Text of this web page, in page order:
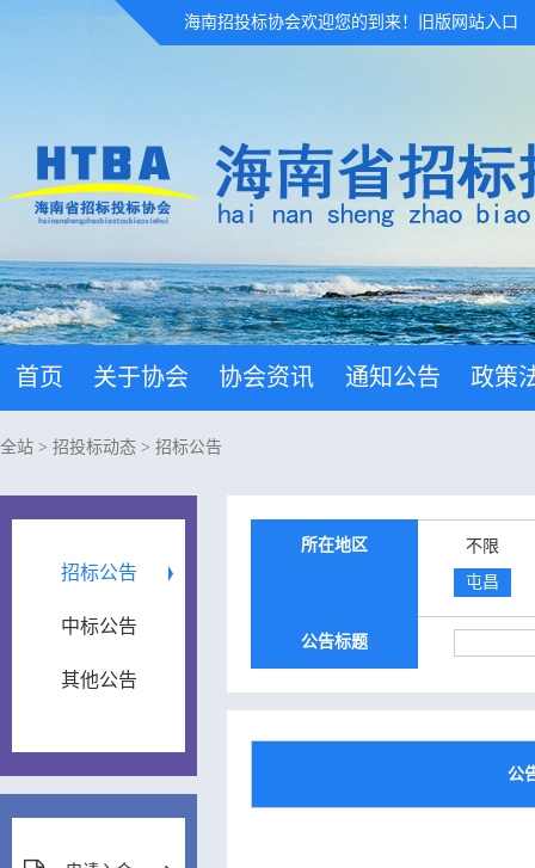
海南招投标协会欢迎您的到来！ 旧版网站入口
首页 关于协会 协会资讯 通知公告 政策
全站 > 招投标动态 > 招标公告
招标公告
中标公告
其他公告
所在地区
不限
屯昌
公告标题
公